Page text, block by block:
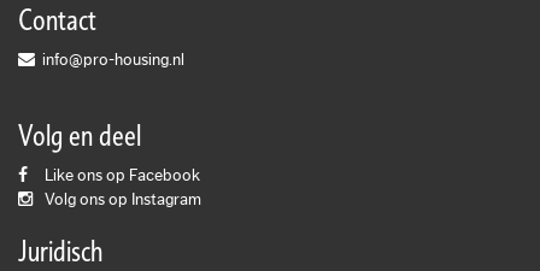
Contact
info@pro-housing.nl
Volg en deel
Like ons op Facebook
Volg ons op Instagram
Juridisch